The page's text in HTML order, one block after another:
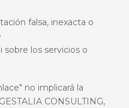
falsa, inexacta o
sobre los servicios o
no implicará la
GESTALIA CONSULTING,